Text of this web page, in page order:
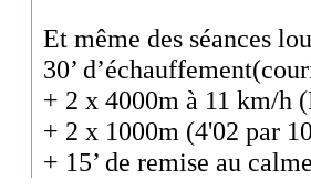
Et même des séances
30’
+ 2 x 4000m à 11 km/h
+ 2 x 1000m (4'02 par
+ 15’ de remise au calme